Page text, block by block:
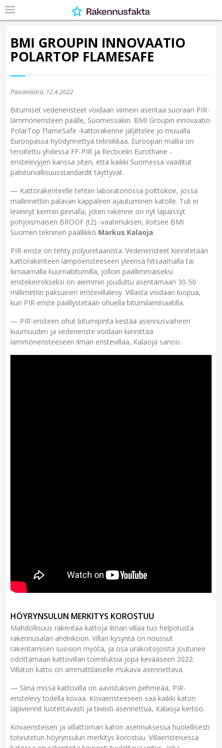
BMI GROUPIN INNOVAATIO
POLARTOP FLAMESAFE
Päivämäärä: 12.4.2022
Bitumiset vedeneristeet voidaan viimein asentaa suoraan PIR-
lämmöneristeen päälle, Suomessakin. BMI Groupin innovaatio
PolarTop FlameSafe -kattorakenne jäljittelee jo muualla
Euroopassa hyödynnettyä tekniikkaa. Euroopan mallia on
teroitettu yhdessä FF-PIR ja Recticelin Eurothane -
eristelevyjen kanssa siten, että kaikki Suomessa vaaditut
paloturvallisuusstandardit täyttyvät.
— Kattorakenteelle tehtiin laboratoriossa polttokoe, jossa
mallinnettiin palavan kappaleen ajautuminen katolle. Tuli ei
levinnyt kermin pinnalla, joten rakenne on nyt läpäissyt
pohjoismaisen BROOF (t2) -vaatimuksen, iloitsee BMI
Suomen tekninen päällikkö Markus Kalaoja.
PIR-eriste on tehty polyuretaanista. Vedeneristeet kiinnitetään
kattorakenteen lämpöeristeeseen yleensä hitsaamalla tai
liimaamalla kuumabitumilla, jolloin päällimmäiseksi
eristekerrokseksi on aiemmin jouduttu asentamaan 30-50
millimetrin paksuinen eristevillalevy. Villasta voidaan luopua,
kun PIR-eriste päällystetään ohuella bitumilaminaatilla.
— PIR-eristeen ohut bitumipinta kestää asennusvaiheen
kuumuuden ja vedeneriste voidaan kiinnittää
lämmöneristeeseen ilman eristevillaa, Kalaoja sanoo.
HÖYRYNSULUN MERKITYS KOROSTUU
Mahdollisuus rakentaa kattoja ilman villaa tuo helpotusta
rakennusalan ahdinkoon. Villan kysyntä on noussut
rakentamisen suosion myötä, ja osa urakoitsijoista joutunee
odottamaan kattovillan toimituksia jopa kevääseen 2022.
Villaton katto on ammattilaiselle mukava asennettava.
— Siinä missä kattovilla on aavistuksen pehmeää, PIR-
eristelevy todella kovaa. Kovaeristeeseen saa kaikki katon
läpiviennit luotettavasti ja tiiviisti asennettua, Kalaoja kertoo.
Kovaeristeisen ja villattoman katon asennuksessa huolellisesti
toteutetun höyrynsulun merkitys korostuu. Villaeristeisessä